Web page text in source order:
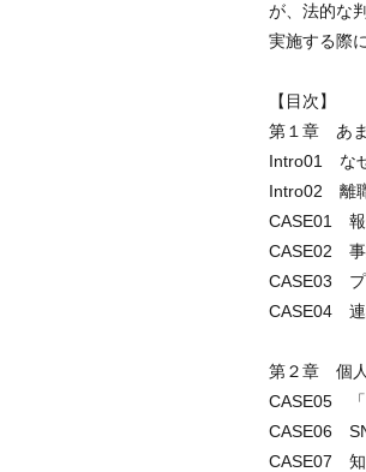
が、法的な
実施する際
【目次】
第１章 あま
Intro01 な
Intro02 離
CASE01 報
CASE02 事
CASE03 プ
CASE04 連
第２章 個人
CASE05 「
CASE06
CASE07 知